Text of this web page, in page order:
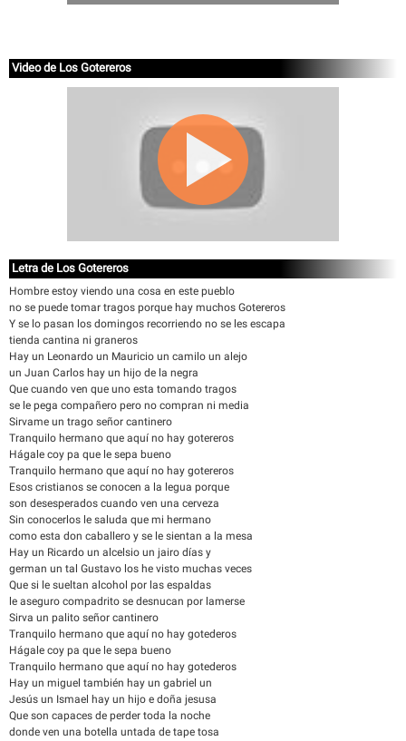
Video de Los Gotereros
Letra de Los Gotereros
Hombre estoy viendo una cosa en este pueblo
no se puede tomar tragos porque hay muchos Gotereros
Y se lo pasan los domingos recorriendo no se les escapa
tienda cantina ni graneros
Hay un Leonardo un Mauricio un camilo un alejo
un Juan Carlos hay un hijo de la negra
Que cuando ven que uno esta tomando tragos
se le pega compañero pero no compran ni media
Sirvame un trago señor cantinero
Tranquilo hermano que aquí no hay gotereros
Hágale coy pa que le sepa bueno
Tranquilo hermano que aquí no hay gotereros
Esos cristianos se conocen a la legua porque
son desesperados cuando ven una cerveza
Sin conocerlos le saluda que mi hermano
como esta don caballero y se le sientan a la mesa
Hay un Ricardo un alcelsio un jairo días y
german un tal Gustavo los he visto muchas veces
Que si le sueltan alcohol por las espaldas
le aseguro compadrito se desnucan por lamerse
Sirva un palito señor cantinero
Tranquilo hermano que aquí no hay gotederos
Hágale coy pa que le sepa bueno
Tranquilo hermano que aquí no hay gotederos
Hay un miguel también hay un gabriel un
Jesús un Ismael hay un hijo e doña jesusa
Que son capaces de perder toda la noche
donde ven una botella untada de tape tosa